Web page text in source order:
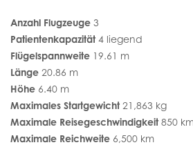
Anzahl Flugzeuge 3
Patientenkapazität 4 liegend
Flügelspannweite 19.61 m
Länge 20.86 m
Höhe 6.40 m
Maximales Startgewicht 21,863 kg
Maximale Reisegeschwindigkeit 850
Maximale Reichweite 6,500 km